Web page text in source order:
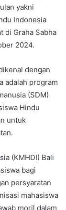
yakni
Indonesia
di Graha Sabha
2024.
dengan
adalah program
(SDM)
Hindu
untuk
(KMHDI) Bali
bagi
persyaratan
mahasiswa
moril dalam